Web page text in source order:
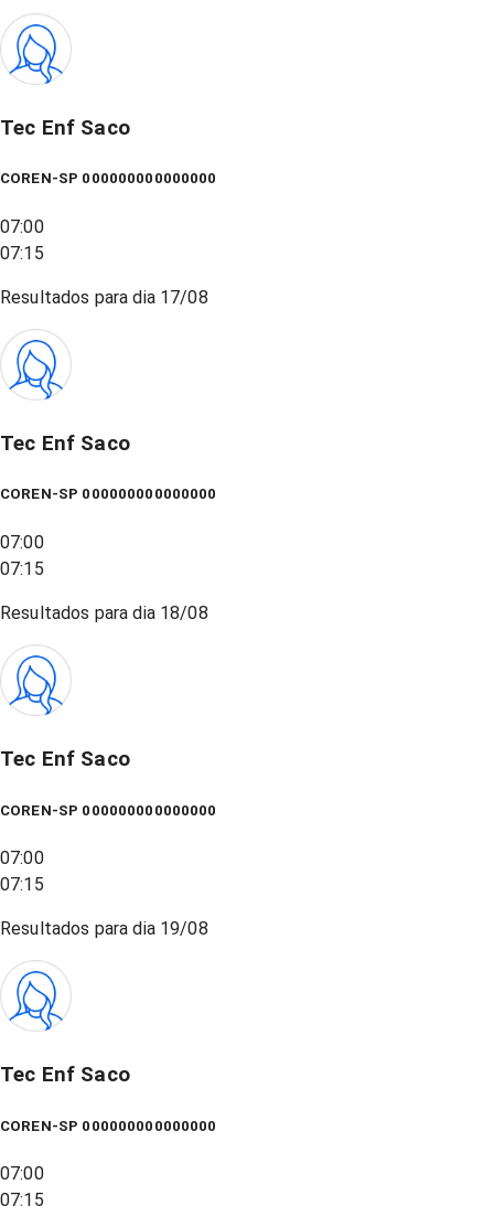
Tec Enf Saco
COREN-SP 000000000000000
07:00
07:15
Resultados para dia 17/08
Tec Enf Saco
COREN-SP 000000000000000
07:00
07:15
Resultados para dia 18/08
Tec Enf Saco
COREN-SP 000000000000000
07:00
07:15
Resultados para dia 19/08
Tec Enf Saco
COREN-SP 000000000000000
07:00
07:15